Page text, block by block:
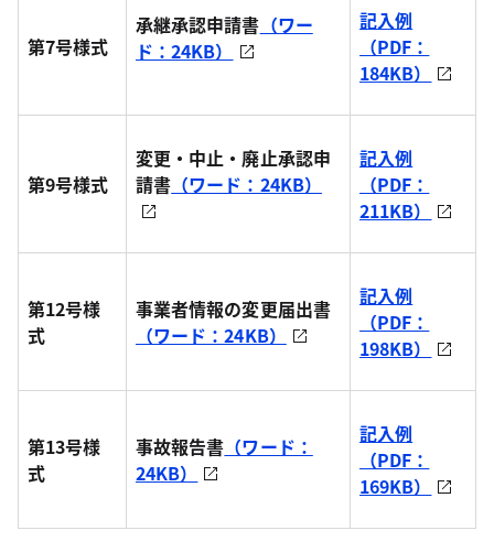
第7号様式
承継承認申請書 （ワー
ド：24KB）
記入例
（PDF：
184KB）
第9号様式
変更・中止・廃止承認申
請書 （ワード：24KB）
記入例
（PDF：
211KB）
第12号様
式
事業者情報の変更届出書
（ワード：24KB）
記入例
（PDF：
198KB）
第13号様
式
事故報告書 （ワード：
24KB）
記入例
（PDF：
169KB）